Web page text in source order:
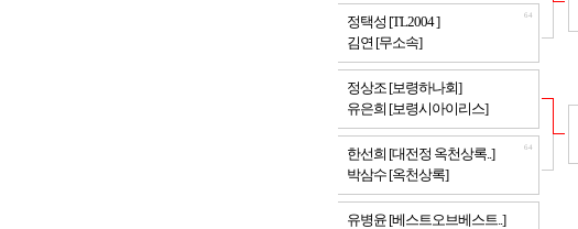
정택성 [TL2004 ]
김연 [무소속]
64
정상조 [보령하나회]
유은희 [보령시아이리스]
한선희 [대전정 옥천상록..]
박삼수 [옥천상록]
64
유병윤 [베스트오브베스트..]